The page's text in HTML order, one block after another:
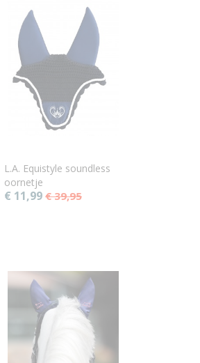
L.A. Equistyle soundless
oornetje
€ 11,99 € 39,95